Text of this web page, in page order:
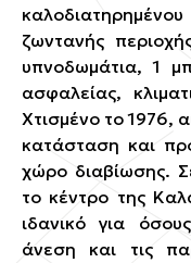
ζωντανής
υπνοδωμάτια, 1
ασφαλείας,
Χτισμένο το 1976,
κατάσταση και
χώρο διαβίωσης.
το κέντρο της
ιδανικό για
άνεση και τις